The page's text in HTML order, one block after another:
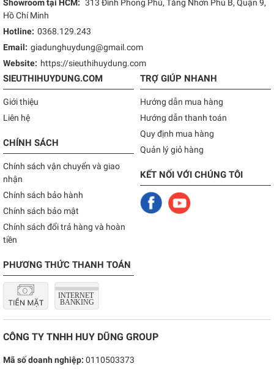
Showroom tại HCM: 313 Đình Phong Phú, Tăng Nhơn Phú B, Quận 9,
Hồ Chí Minh
Hotline: 0368.129.243
Email: giadunghuydung@gmail.com
Website: https://sieuthihuydung.com
SIEUTHIHUYDUNG.COM
Giới thiệu
Liên hệ
CHÍNH SÁCH
Chính sách vận chuyển và giao
nhận
Chính sách bảo hành
Chính sách bảo mật
Chính sách đổi trả hàng và hoàn
tiền
PHƯƠNG THỨC THANH TOÁN
TRỢ GIÚP NHANH
Hướng dẫn mua hàng
Hướng dẫn thanh toán
Quy định mua hàng
Quản lý giỏ hàng
KẾT NỐI VỚI CHÚNG TÔI
CÔNG TY TNHH HUY DŨNG GROUP
Mã số doanh nghiệp: 0110503373